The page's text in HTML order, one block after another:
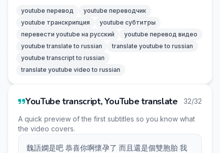
youtube перевод
youtube переводчик
youtube транскрипция
youtube субтитры
перевести youtube на русский
youtube перевод видео
youtube translate to russian
translate youtube to russian
youtube transcript to russian
translate youtube video to russian
YouTube transcript, YouTube translate 32/32
A quick preview of the first subtitles so you know what
the video covers.
魏語嫻是吧 恭喜你啊懷孕了 而且還是個雙胞胎 我